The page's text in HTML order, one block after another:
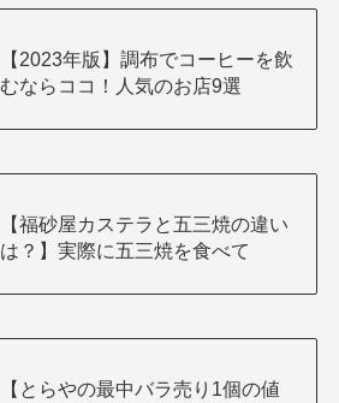
【2023年版】調布でコーヒーを飲
むならココ！人気のお店9選
【福砂屋カステラと五三焼の違い
は？】実際に五三焼を食べて
【とらやの最中バラ売り1個の値